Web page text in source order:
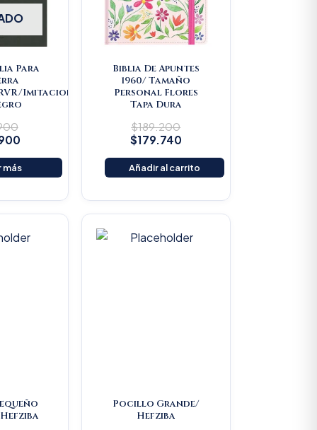
Para
Imitacion
más
Biblia De Apuntes
1960/ Tamaño
Personal Flores
Tapa Dura
$189.200
$179.740
Añadir al carrito
Current
Pocillo Grande/
Hefziba
price
Current